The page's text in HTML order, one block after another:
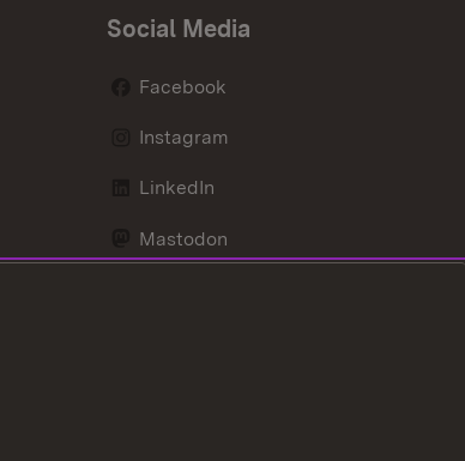
Social Media
Facebook
Instagram
LinkedIn
Mastodon